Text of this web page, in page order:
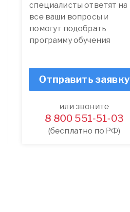
специалисты ответят на
все ваши вопросы и
помогут подобрать
программу обучения
Отправить заявку
или звоните
8 800 551-51-03
(бесплатно по РФ)